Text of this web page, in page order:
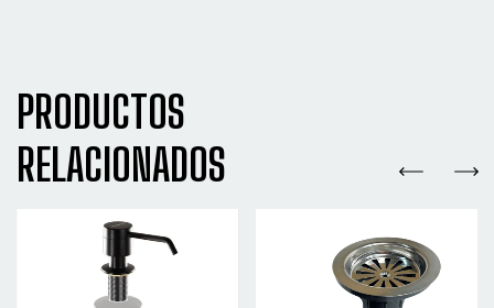
PRODUCTOS
RELACIONADOS